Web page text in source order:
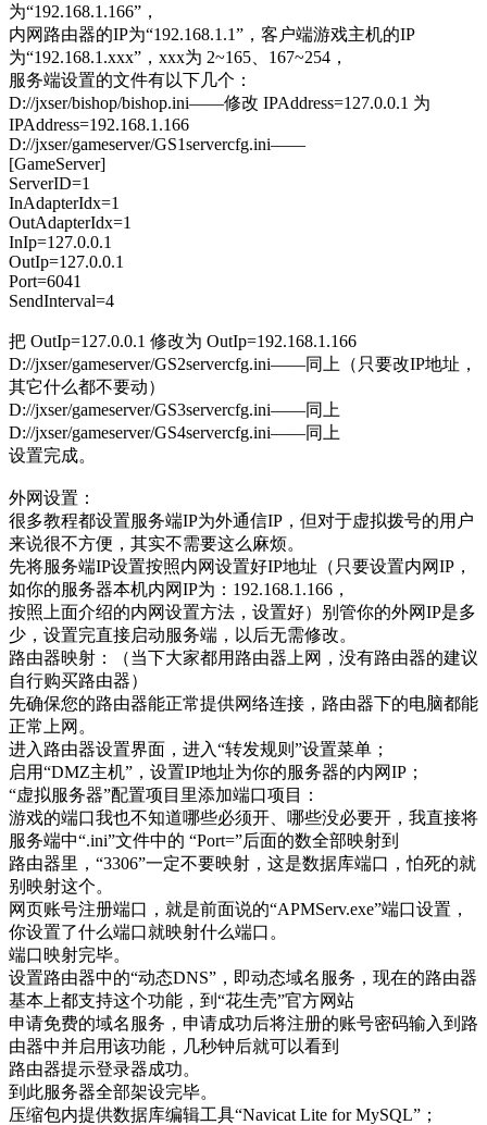
为“192.168.1.166”，
内网路由器的IP为“192.168.1.1”，客户端游戏主机的IP
为“192.168.1.xxx”，xxx为 2~165、167~254，
服务端设置的文件有以下几个：
D://jxser/bishop/bishop.ini——修改 IPAddress=127.0.0.1 为
IPAddress=192.168.1.166
D://jxser/gameserver/GS1servercfg.ini——
[GameServer]
ServerID=1
InAdapterIdx=1
OutAdapterIdx=1
InIp=127.0.0.1
OutIp=127.0.0.1
Port=6041
SendInterval=4
把 OutIp=127.0.0.1 修改为 OutIp=192.168.1.166
D://jxser/gameserver/GS2servercfg.ini——同上（只要改IP地址，
其它什么都不要动）
D://jxser/gameserver/GS3servercfg.ini——同上
D://jxser/gameserver/GS4servercfg.ini——同上
设置完成。
外网设置：
很多教程都设置服务端IP为外通信IP，但对于虚拟拨号的用户
来说很不方便，其实不需要这么麻烦。
先将服务端IP设置按照内网设置好IP地址（只要设置内网IP，
如你的服务器本机内网IP为：192.168.1.166，
按照上面介绍的内网设置方法，设置好）别管你的外网IP是多
少，设置完直接启动服务端，以后无需修改。
路由器映射：（当下大家都用路由器上网，没有路由器的建议
自行购买路由器）
先确保您的路由器能正常提供网络连接，路由器下的电脑都能
正常上网。
进入路由器设置界面，进入“转发规则”设置菜单；
启用“DMZ主机”，设置IP地址为你的服务器的内网IP；
“虚拟服务器”配置项目里添加端口项目：
游戏的端口我也不知道哪些必须开、哪些没必要开，我直接将
服务端中“.ini”文件中的 “Port=”后面的数全部映射到
路由器里，“3306”一定不要映射，这是数据库端口，怕死的就
别映射这个。
网页账号注册端口，就是前面说的“APMServ.exe”端口设置，
你设置了什么端口就映射什么端口。
端口映射完毕。
设置路由器中的“动态DNS”，即动态域名服务，现在的路由器
基本上都支持这个功能，到“花生壳”官方网站
申请免费的域名服务，申请成功后将注册的账号密码输入到路
由器中并启用该功能，几秒钟后就可以看到
路由器提示登录器成功。
到此服务器全部架设完毕。
压缩包内提供数据库编辑工具“Navicat Lite for MySQL”；